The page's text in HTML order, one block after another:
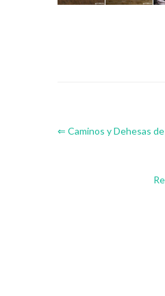
⇐ Caminos y Dehesas